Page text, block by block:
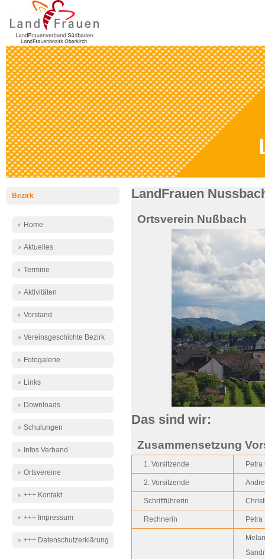
Bezirk
Home
Aktuelles
Termine
Aktivitäten
Vorstand
Vereinsgeschichte Bezirk
Fotogalerie
Links
Downloads
Schulungen
Infos Verband
Ortsvereine
+++ Kontakt
+++ Impressum
+++ Datenschutzerklärung
LandFrauen
Ortsverein Nußbach
Das sind wir:
Zusammensetzung
1. Vorsitzende Petra
2. Vorsitzende
Schriftführerin
Rechnerin